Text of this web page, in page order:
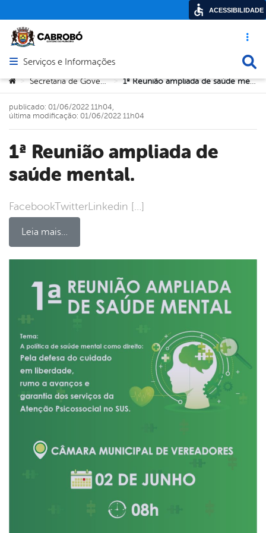
Acesso
Abrir menu principal de navegação
Serviços e Informações
Você está aqui:
> Secretaria de Governo > 1ª Reunião ampliada de saúde mental.
1ª Reunião ampliada de
saúde mental.
FacebookTwitterLinkedin […]
Leia mais…
publicado: 01/06/2022 11h04,
última modificação: 01/06/2022 11h04
ACESSIBILIDADE